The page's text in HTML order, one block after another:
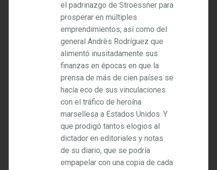
el padrinazgo de Stroessner para
prosperar en múltiples
emprendimientos, así como del
general Andrès Rodríguez que
alimentó inusitadamente sus
finanzas en épocas en que la
prensa de más de cien países se
hacía eco de sus vinculaciones
con el tráfico de heroína
marsellesa a Estados Unidos. Y
que prodigó tantos elogios al
dictador en editoriales y notas
de su diario, que se podría
empapelar con una copia de cada